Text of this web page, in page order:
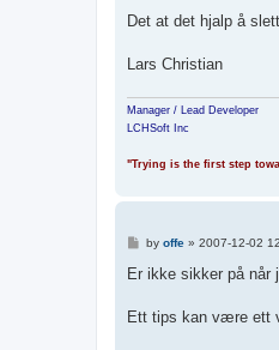
Det at det hjalp å
Lars Christian
Manager / Lead Developer
LCHSoft Inc
"Trying is the first step
P
s
by offe» 2007-12-02
Er ikke sikker på når
Ett tips kan være ett